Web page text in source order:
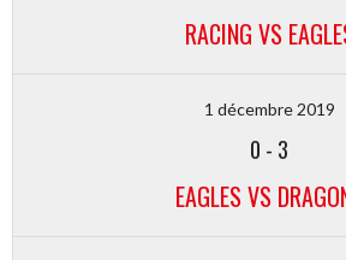
RACING VS
1 décembre 2019
0 - 3
EAGLES VS